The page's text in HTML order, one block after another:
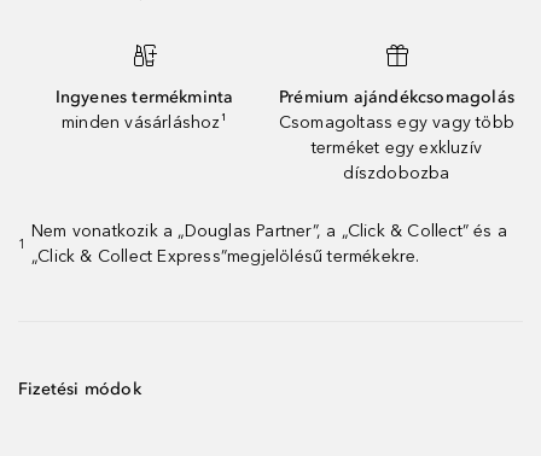
Ingyenes termékminta
minden vásárláshoz¹
Prémium ajándékcsomagolás
Csomagoltass egy vagy több
terméket egy exkluzív
díszdobozba
1
Nem vonatkozik a „Douglas Partner”, a „Click & Collect” és a
„Click & Collect Express”megjelölésű termékekre.
Fizetési módok